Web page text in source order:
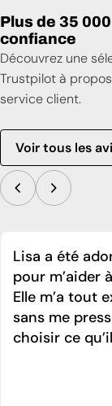
Plus de 35
confiance
Découvrez une
Trustpilot à
service client.
Voir tous les
Lisa a été
pour m’aider
Elle m’a tout
sans me
choisir ce